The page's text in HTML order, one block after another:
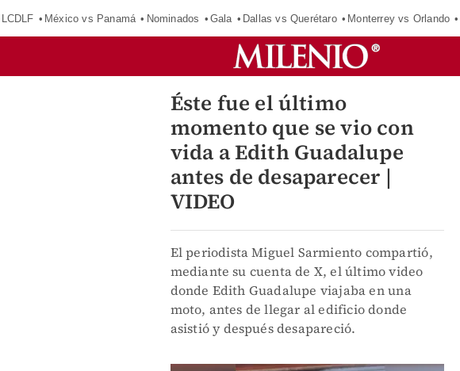
LCDLF México vs Panamá Nominados Gala Dallas vs Querétaro Monterrey vs Orlando
Éste fue el último
momento que se vio con
vida a Edith Guadalupe
antes de desaparecer |
VIDEO
El periodista Miguel Sarmiento compartió,
mediante su cuenta de X, el último video
donde Edith Guadalupe viajaba en una
moto, antes de llegar al edificio donde
asistió y después desapareció.